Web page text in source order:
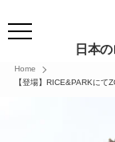
日本
Home
【登場】RICE&PARKにて